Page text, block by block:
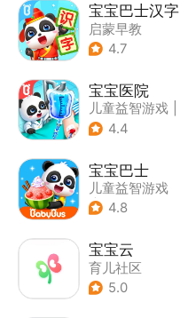
宝宝巴士汉字
启蒙早教
4.7
宝宝医院
儿童益智游戏
4.4
宝宝巴士
儿童益智游戏
| 启蒙早教
4.8
宝宝云
育儿社区
5.0